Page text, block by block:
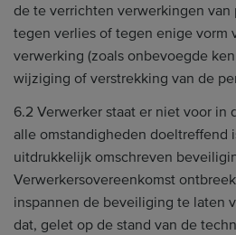
de te verrichten verwerkingen van
tegen verlies of tegen enige vorm
verwerking (zoals onbevoegde
wijziging of verstrekking van de
6.2 Verwerker staat er niet voor in
alle omstandigheden doeltreffend
uitdrukkelijk omschreven
Verwerkersovereenkomst
inspannen de beveiliging te laten
dat, gelet op de stand van de